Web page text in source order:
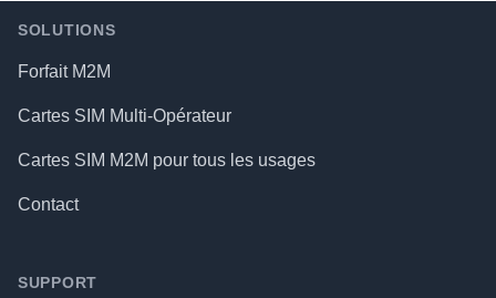
SOLUTIONS
Forfait M2M
Cartes SIM Multi-Opérateur
Cartes SIM M2M pour tous les usages
Contact
SUPPORT